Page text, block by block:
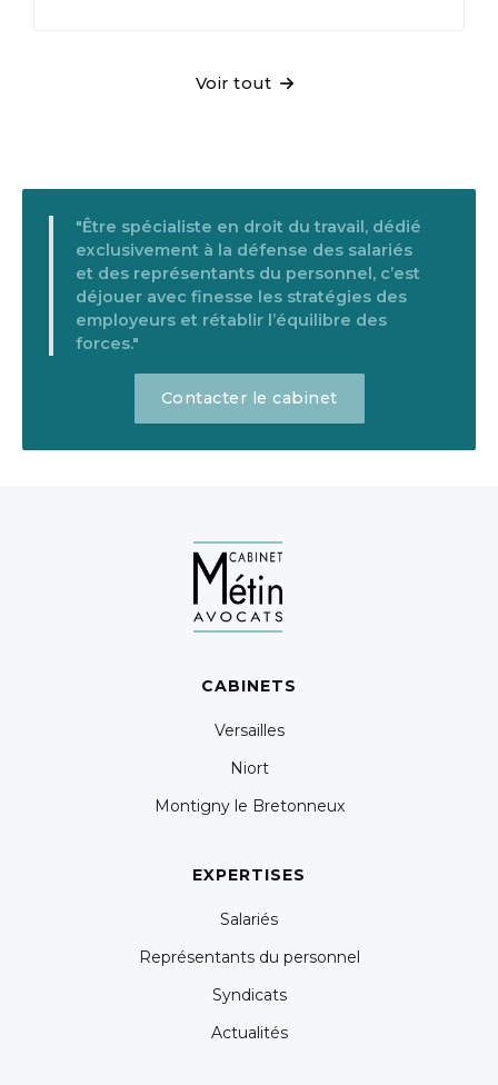
Voir tout
"Être spécialiste en droit du travail, dédié
exclusivement à la défense des salariés
et des représentants du personnel, c’est
déjouer avec finesse les stratégies des
employeurs et rétablir l’équilibre des
forces."
Contacter le cabinet
CABINETS
Versailles
Niort
Montigny le Bretonneux
EXPERTISES
Salariés
Représentants du personnel
Syndicats
Actualités